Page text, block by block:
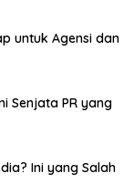
untuk Agensi dan
Senjata PR yang
Ini yang Salah